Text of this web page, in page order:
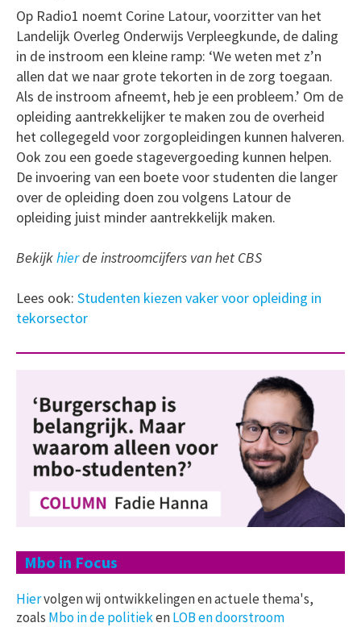
Op Radio1 noemt Corine Latour, voorzitter van het
Landelijk Overleg Onderwijs Verpleegkunde, de daling
in de instroom een kleine ramp: ‘We weten met z’n
allen dat we naar grote tekorten in de zorg toegaan.
Als de instroom afneemt, heb je een probleem.’ Om de
opleiding aantrekkelijker te maken zou de overheid
het collegegeld voor zorgopleidingen kunnen halveren.
Ook zou een goede stagevergoeding kunnen helpen.
De invoering van een boete voor studenten die langer
over de opleiding doen zou volgens Latour de
opleiding juist minder aantrekkelijk maken.
Bekijkhierde instroomcijfers van het CBS
Lees ook: Studenten kiezen vaker voor opleiding in
tekorsector
Mbo in Focus
Hiervolgen wij ontwikkelingen en actuele thema's,
zoals Mbo in de politiekenLOB en doorstroom